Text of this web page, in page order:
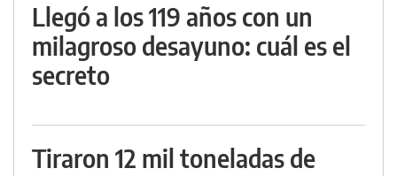
Llegó a los 119 años con un
milagroso desayuno: cuál es el
secreto
Tiraron 12 mil toneladas de